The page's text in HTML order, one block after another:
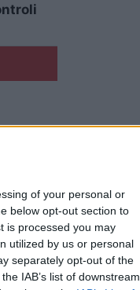
of your personal or
below opt-out section to
is processed you may
utilized by us or personal
separately opt-out of the
IAB’s list of downstream